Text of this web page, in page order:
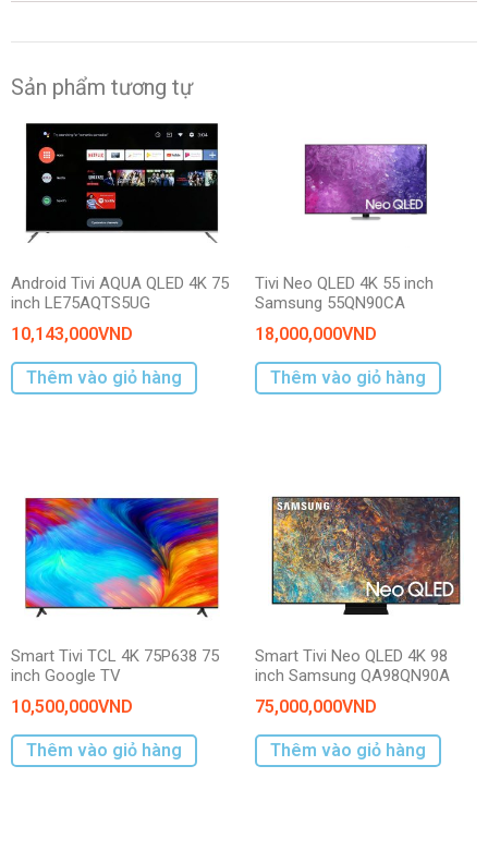
Sản phẩm tương tự
Android Tivi AQUA QLED 4K 75
inch LE75AQTS5UG
10,143,000VND
Thêm vào giỏ hàng
Tivi Neo QLED 4K 55 inch
Samsung 55QN90CA
18,000,000VND
Thêm vào giỏ hàng
Smart Tivi TCL 4K 75P638 75
inch Google TV
10,500,000VND
Thêm vào giỏ hàng
Smart Tivi Neo QLED 4K 98
inch Samsung QA98QN90A
75,000,000VND
Thêm vào giỏ hàng